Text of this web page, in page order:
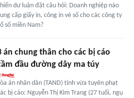
dư luận đặt câu hỏi: Doanh nghiệp nào
cấp giấy in, công in vé số cho các công ty
số miền Nam?
án chung thân cho các bị cáo
đầu đường dây ma túy
án nhân dân (TAND) tỉnh vừa tuyên phạt
bị cáo: Nguyễn Thị Kim Trang (27 tuổi, ngụ